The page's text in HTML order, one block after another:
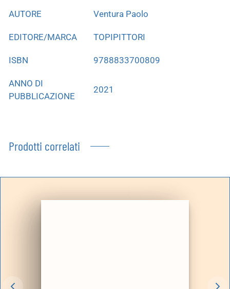
AUTORE Ventura Paolo
EDITORE/MARCA TOPIPITTORI
ISBN 9788833700809
ANNO DI
PUBBLICAZIONE
2021
Prodotti correlati